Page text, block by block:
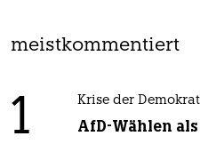
meistkommentiert
1 Krise der
AfD-Wählen